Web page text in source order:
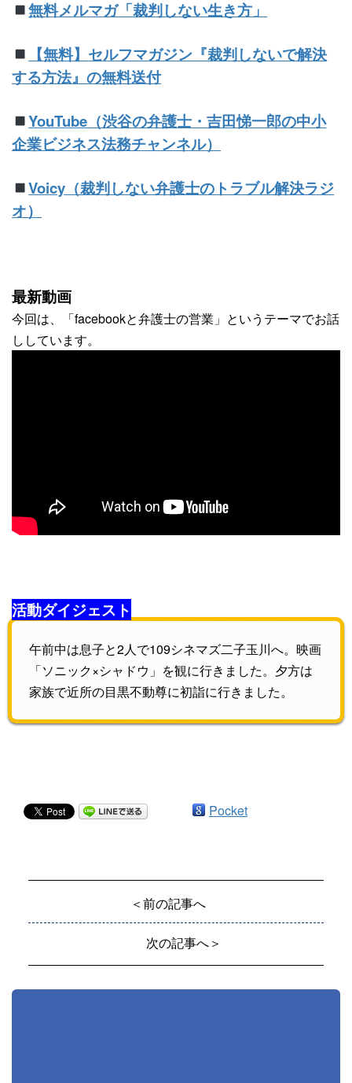
無料メルマガ「裁判しない生き方」
【無料】 セルフマガジン『裁判しないで解決
する方法』の無料送付
YouTube（渋谷の弁護士・吉田悌一郎の中小
企業ビジネス法務チャンネル）
Voicy（裁判しない弁護士のトラブル解決ラジ
オ）
最新動画
今回は、「facebookと弁護士の営業」というテーマでお話
ししています。
活動ダイジェスト
午前中は息子と2人で109シネマズ二子玉川へ。映画
「ソニック×シャドウ」を観に行きました。夕方は
家族で近所の目黒不動尊に初詣に行きました。
Pocket
＜前の記事へ
次の記事へ＞